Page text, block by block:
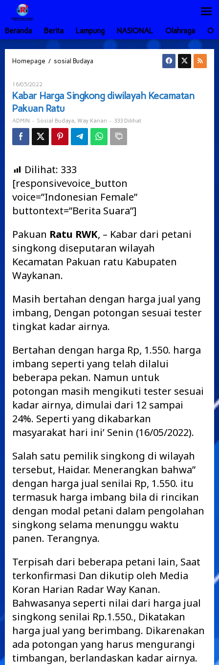
Lewati
konten
Beranda
Berita Lampung NASIONAL Olahraga
Homepage / sosial Budaya
Kecamatan
16/05/2022
ADMIN
Kabar Harga Singkong diwilayah Kecamatan
Pakuan Ratu
ADMIN - Sosial Budaya, Way Kanan - 333 Dilihat
Dilihat: 333
[responsivevoice_button
voice=”Indonesian Female”
buttontext=”Berita Suara”]
Pakuan Ratu RWK, – Kabar dari petani
singkong diseputaran wilayah
Kecamatan Pakuan ratu Kabupaten
Waykanan.
Masih bertahan dengan harga jual yang
imbang, Dengan potongan sesuai tester
tingkat kadar airnya.
Bertahan dengan harga Rp, 1.550. harga
imbang seperti yang telah dilalui
beberapa pekan. Namun untuk
potongan masih mengikuti tester sesuai
kadar airnya, dimulai dari 12 sampai
24%. Seperti yang dikabarkan
masyarakat hari ini’ Senin (16/05/2022).
Salah satu pemilik singkong di wilayah
tersebut, Haidar. Menerangkan bahwa”
dengan harga jual senilai Rp, 1.550. itu
termasuk harga imbang bila di rincikan
dengan modal petani dalam pengolahan
singkong selama menunggu waktu
panen. Terangnya.
Terpisah dari beberapa petani lain, Saat
terkonfirmasi Dan dikutip oleh Media
Koran Harian Radar Way Kanan.
Bahwasanya seperti nilai dari harga jual
singkong senilai Rp.1.550., Dikatakan
harga jual yang berimbang. Dikarenakan
ada potongan yang harus mengurangi
timbangan, berlandaskan kadar airnya.